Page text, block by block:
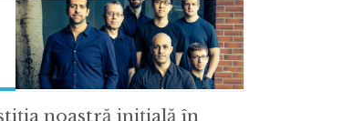
noastră inițială în